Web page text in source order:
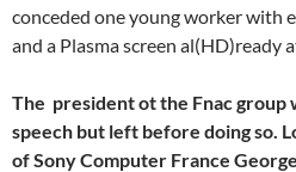
conceded one young worker with
and a Plasma screen al(HD)ready
The president ot the Fnac group
speech but left before doing so.
of Sony Computer France